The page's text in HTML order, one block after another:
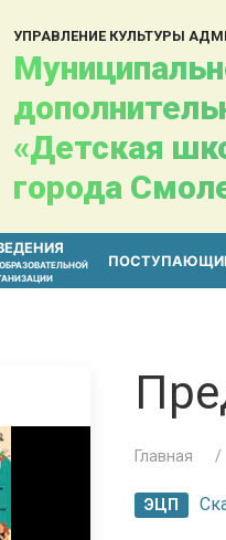
УПРАВЛЕНИЕ КУЛЬТУРЫ
«Детская
города
Главная
ЭЦП